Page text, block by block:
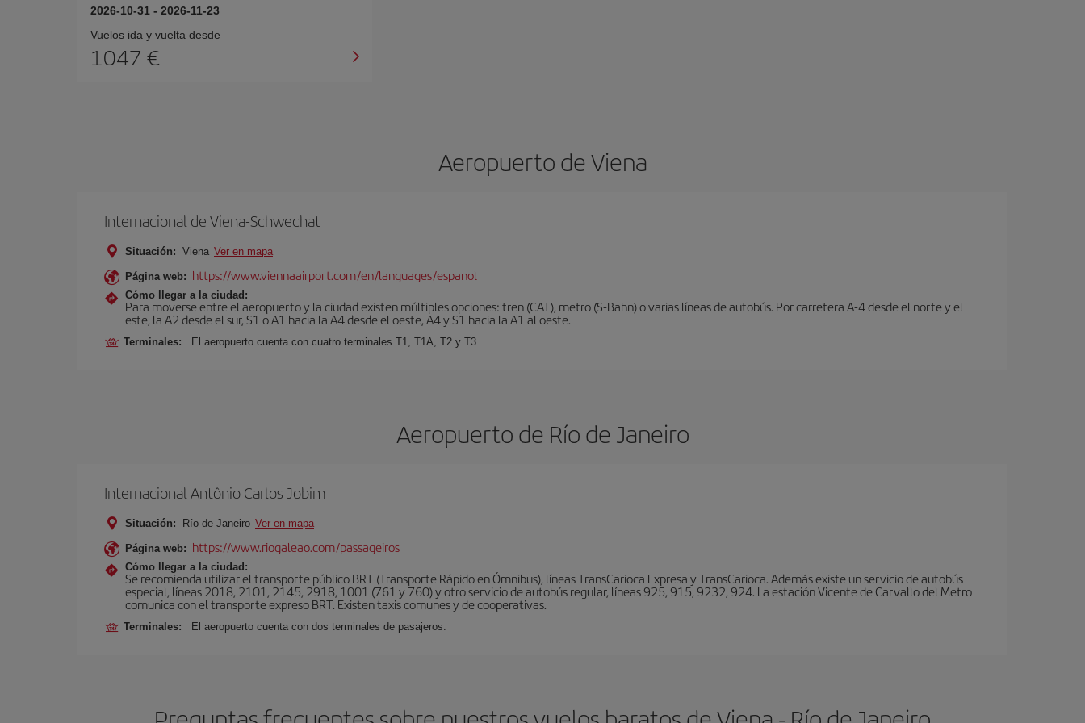
2026-10-31 - 2026-11-23
Vuelos ida y vuelta desde
1047
Aeropuerto de Viena
Internacional de Viena-Schwechat
Situación: Viena Ver en mapa
Página web: https://www.viennaairport.com/en/languages/espanol
Cómo llegar a la ciudad:
Para moverse entre el aeropuerto y la ciudad existen múltiples opciones: tren (CAT), metro (S-Bahn) o varias líneas de autobús. Por carretera A-4 desde el norte y el
este, la A2 desde el sur, S1 o A1 hacia la A4 desde el oeste, A4 y S1 hacia la A1 al oeste.
Terminales: El aeropuerto cuenta con cuatro terminales T1, T1A, T2 y T3.
Aeropuerto de Río de Janeiro
Internacional Antônio Carlos Jobim
Situación: Río de Janeiro Ver en mapa
Página web: https://www.riogaleao.com/passageiros
Cómo llegar a la ciudad:
Se recomienda utilizar el transporte público BRT (Transporte Rápido en Ómnibus), líneas TransCarioca Expresa y TransCarioca. Además existe un servicio de autobús
especial, líneas 2018, 2101, 2145, 2918, 1001 (761 y 760) y otro servicio de autobús regular, líneas 925, 915, 9232, 924. La estación Vicente de Carvallo del Metro
comunica con el transporte expreso BRT. Existen taxis comunes y de cooperativas.
Terminales: El aeropuerto cuenta con dos terminales de pasajeros.